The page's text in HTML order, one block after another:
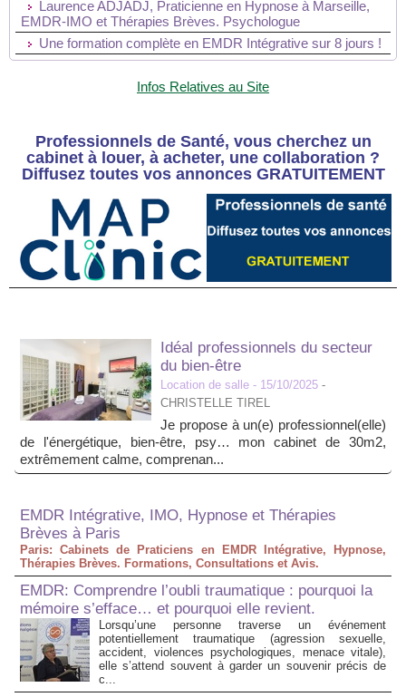
Laurence ADJADJ, Praticienne en Hypnose à Marseille,
EMDR-IMO et Thérapies Brèves. Psychologue
Une formation complète en EMDR Intégrative sur 8 jours !
Infos Relatives au Site
Professionnels de Santé, vous cherchez un
cabinet à louer, à acheter, une collaboration ?
Diffusez toutes vos annonces GRATUITEMENT
Idéal professionnels du secteur
du bien-être
Location de salle - 15/10/2025 -
CHRISTELLE TIREL
Je propose à un(e) professionnel(elle)
de l'énergétique, bien-être, psy… mon cabinet de 30m2,
extrêmement calme, comprenan...
EMDR Intégrative, IMO, Hypnose et Thérapies
Brèves à Paris
Paris: Cabinets de Praticiens en EMDR Intégrative, Hypnose,
Thérapies Brèves. Formations, Consultations et Avis.
EMDR: Comprendre l’oubli traumatique : pourquoi la
mémoire s’efface… et pourquoi elle revient.
Lorsqu’une personne traverse un événement
potentiellement traumatique (agression sexuelle,
accident, violences psychologiques, menace vitale),
elle s’attend souvent à garder un souvenir précis de
c...